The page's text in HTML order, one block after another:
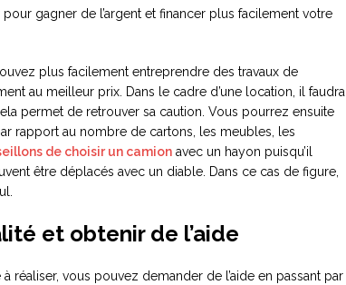
pour gagner de l’argent et financer plus facilement votre
plus facilement entreprendre des travaux de
au meilleur prix. Dans le cadre d’une location, il faudra
permet de retrouver sa caution. Vous pourrez ensuite
rapport au nombre de cartons, les meubles, les
de choisir un camion avec un hayon puisqu’il
être déplacés avec un diable. Dans ce cas de figure,
et obtenir de l’aide
réaliser, vous pouvez demander de l’aide en passant par